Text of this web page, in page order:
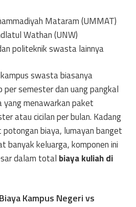
Mataram (UMMAT)
Wathan (UNW)
politeknik swasta lainnya
swasta biasanya
semester dan uang pangkal
yang menawarkan paket
atau cicilan per bulan. Kadang
biaya, lumayan banget
banyak keluarga, komponen ini
dalam total biaya kuliah di
Kampus Negeri vs